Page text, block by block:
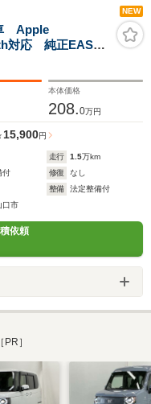
NEW
Apple
応 純正EASY
ル シートヒータ
本体価格
208.0万円
15,900円
走行 1.5万km
付 修復
なし
整備
法定整備付
口市
依頼
［PR］